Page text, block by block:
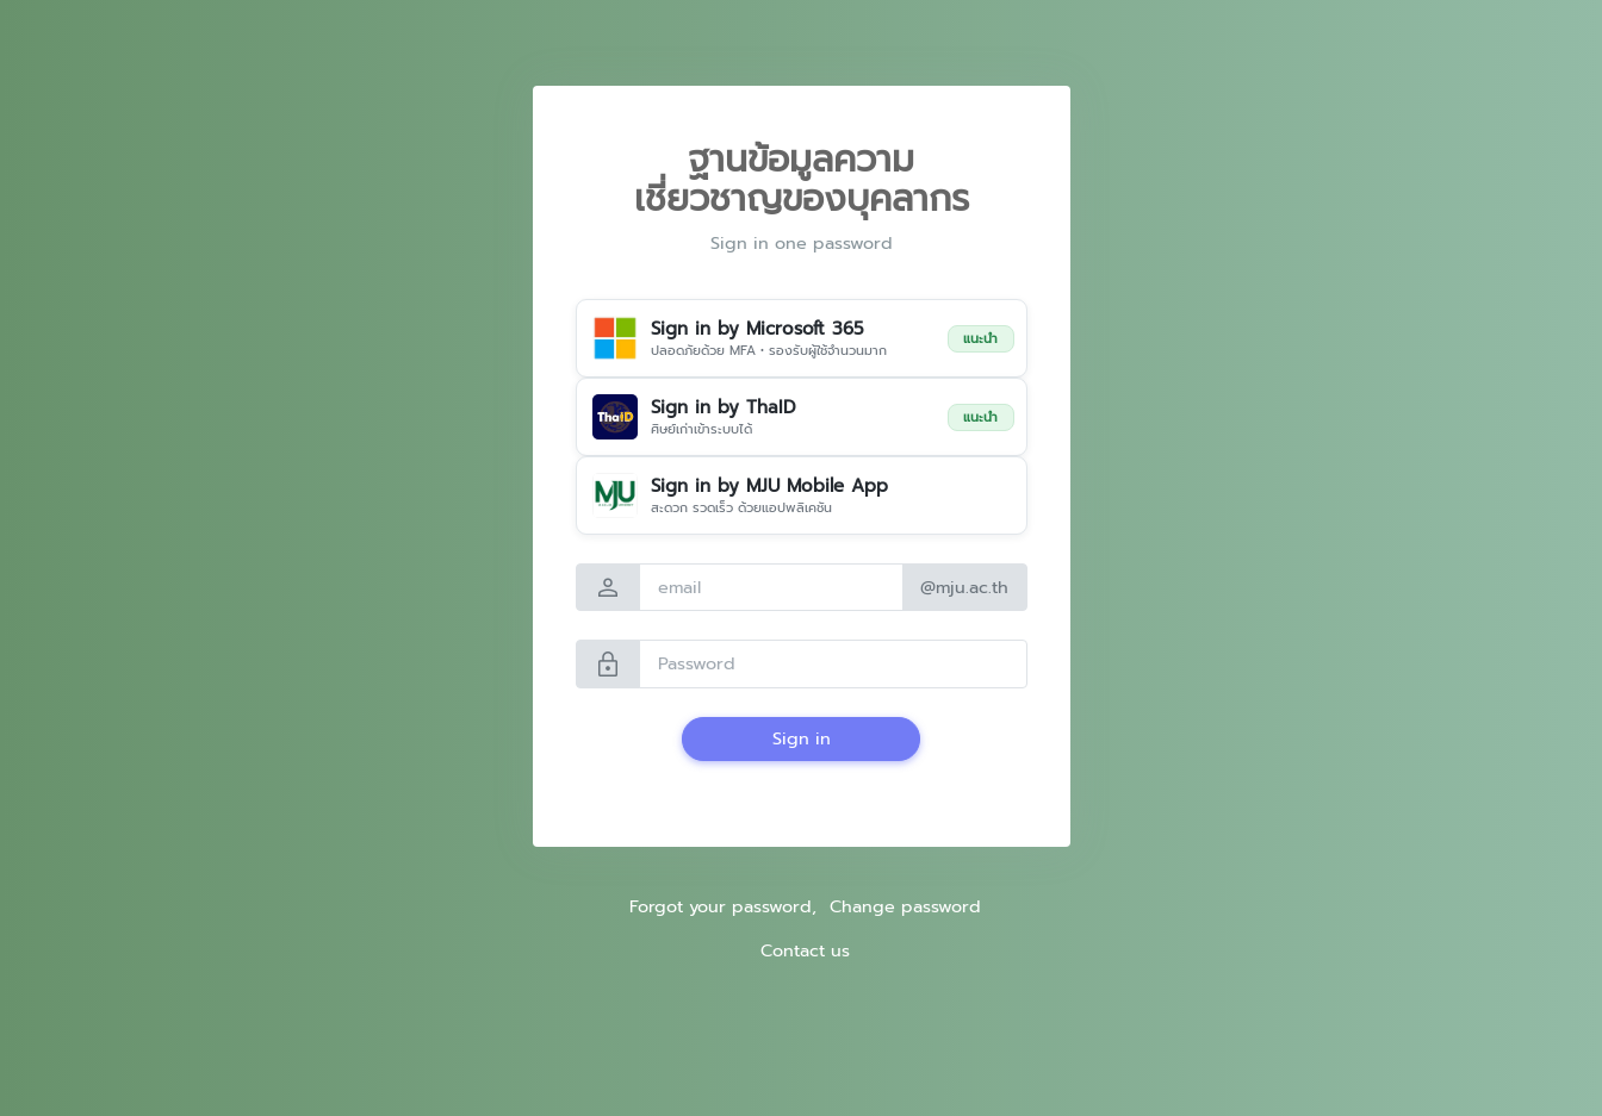
ฐานข้อมูลความ
เชี่ยวชาญของบุคลากร
Sign in one password
Sign in by Microsoft 365
ปลอดภัยด้วย MFA • รองรับผู้ใช้จำนวนมาก
แนะนำ
Sign in by ThaID
ศิษย์เก่าเข้าระบบได้
แนะนำ
Sign in by MJU Mobile App
สะดวก รวดเร็ว ด้วยแอปพลิเคชัน
person @mju.ac.th
lock
Sign in
Forgot your password, Change password
Contact us